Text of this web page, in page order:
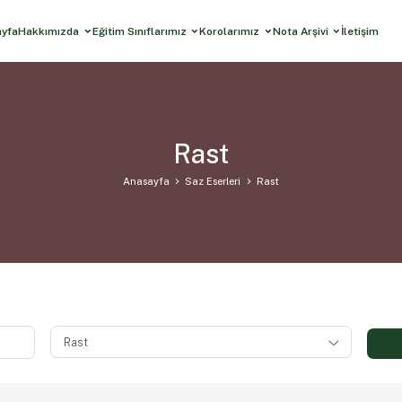
Hakkımızda Eğitim Sınıflarımız Korolarımız Nota Arşivi İletişim
Rast
Anasayfa Saz Eserleri Rast